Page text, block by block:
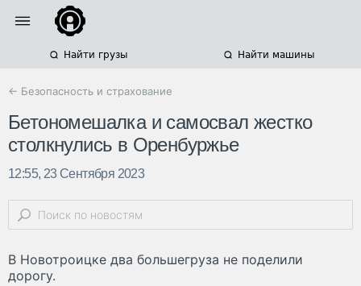
Найти грузы Найти машины
← Безопасность и страхование
Бетономешалка и самосвал жестко
столкнулись в Оренбуржье
12:55, 23 Сентября 2023
В Новотроицке два большегруза не поделили
дорогу.